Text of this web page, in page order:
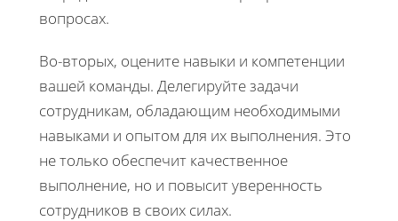
вопросах.
Во-вторых, оцените навыки и компетенции
вашей команды. Делегируйте задачи
сотрудникам, обладающим необходимыми
навыками и опытом для их выполнения. Это
не только обеспечит качественное
выполнение, но и повысит уверенность
сотрудников в своих силах.